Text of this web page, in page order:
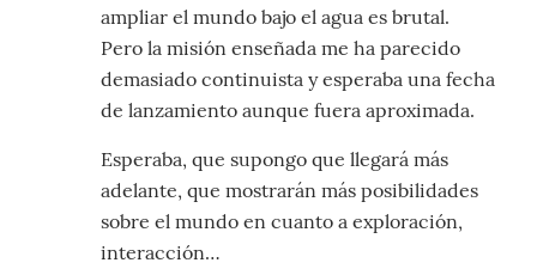
ampliar el mundo bajo el agua es brutal.
Pero la misión enseñada me ha parecido
demasiado continuista y esperaba una fecha
de lanzamiento aunque fuera aproximada.
Esperaba, que supongo que llegará más
adelante, que mostrarán más posibilidades
sobre el mundo en cuanto a exploración,
interacción…